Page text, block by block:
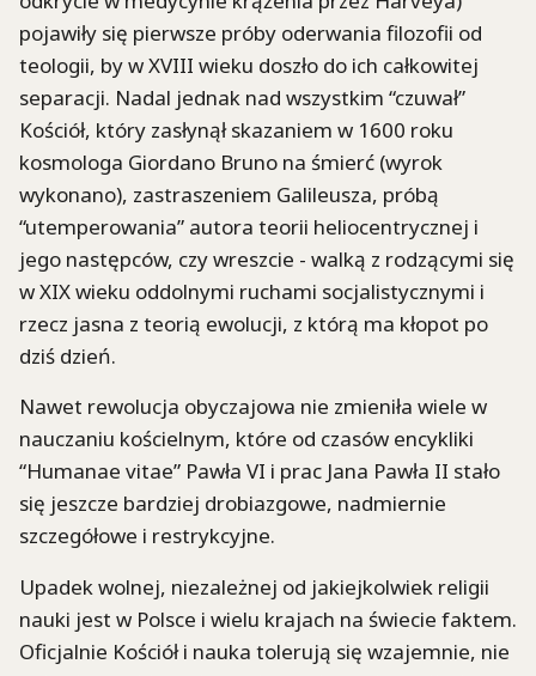
pojawiły się pierwsze próby oderwania filozofii od
teologii, by w XVIII wieku doszło do ich całkowitej
separacji. Nadal jednak nad wszystkim “czuwał”
Kościół, który zasłynął skazaniem w 1600 roku
kosmologa Giordano Bruno na śmierć (wyrok
wykonano), zastraszeniem Galileusza, próbą
“utemperowania” autora teorii heliocentrycznej i
jego następców, czy wreszcie - walką z rodzącymi się
w XIX wieku oddolnymi ruchami socjalistycznymi i
rzecz jasna z teorią ewolucji, z którą ma kłopot po
dziś dzień.
Nawet rewolucja obyczajowa nie zmieniła wiele w
nauczaniu kościelnym, które od czasów encykliki
“Humanae vitae” Pawła VI i prac Jana Pawła II stało
się jeszcze bardziej drobiazgowe, nadmiernie
szczegółowe i restrykcyjne.
Upadek wolnej, niezależnej od jakiejkolwiek religii
nauki jest w Polsce i wielu krajach na świecie faktem.
Oficjalnie Kościół i nauka tolerują się wzajemnie, nie